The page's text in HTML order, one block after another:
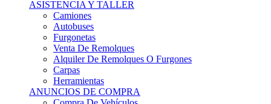
Autobuses
Furgonetas
Venta De Remolques
Alquiler De Remolques O Furgones
Carpas
Herramientas
ANUNCIOS DE COMPRA
Compra De Vehículos
Compra De Herramientas